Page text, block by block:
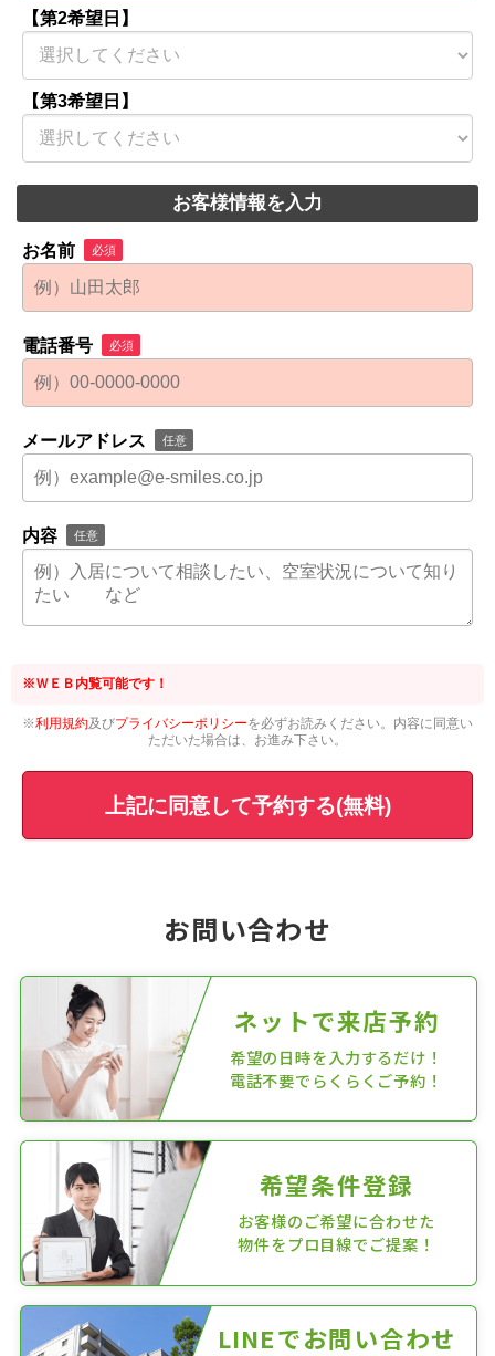
【第2希望日】
【第3希望日】
お客様情報を入力
お名前 必須
電話番号 必須
メールアドレス 任意
内容 任意
※ＷＥＢ内覧可能です！
※利用規約及びプライバシーポリシーを必ずお読みください。内容に同意い
ただいた場合は、お進み下さい。
上記に同意して予約する(無料)
お問い合わせ
ネットで来店予約
希望の日時を入力するだけ！
電話不要でらくらくご予約！
希望条件登録
お客様のご希望に合わせた
物件をプロ目線でご提案！
LINEでお問い合わせ